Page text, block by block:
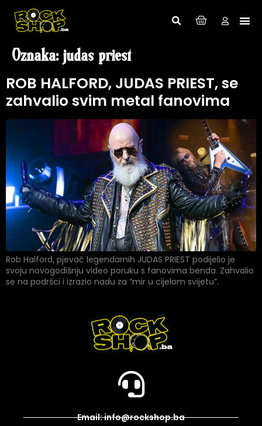
Oznaka: judas priest
ROB HALFORD, JUDAS PRIEST, se
zahvalio svim metal fanovima
Rob Halford, pjevač legendarnih JUDAS PRIEST podijelio je
svoju novogodišnju video poruku s fanovima benda. Zahvalio
se na podršci i izrazio nadu za “mir u cijelom svijetu”.
Email: info@rockshop.ba